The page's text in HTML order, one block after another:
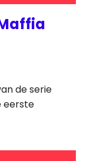
de serie
eerste